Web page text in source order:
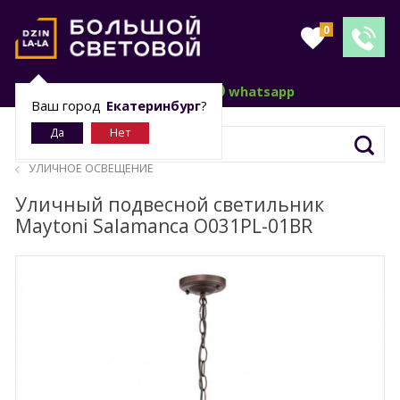
0
Ваш город Екатеринбург?
whatsapp
УЛИЧНОЕ ОСВЕЩЕНИЕ
Уличный подвесной светильник
Maytoni Salamanca O031PL-01BR